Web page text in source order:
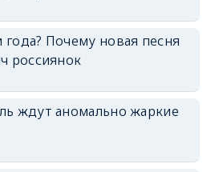
Почему новая песня
россиянок
ждут аномально жаркие